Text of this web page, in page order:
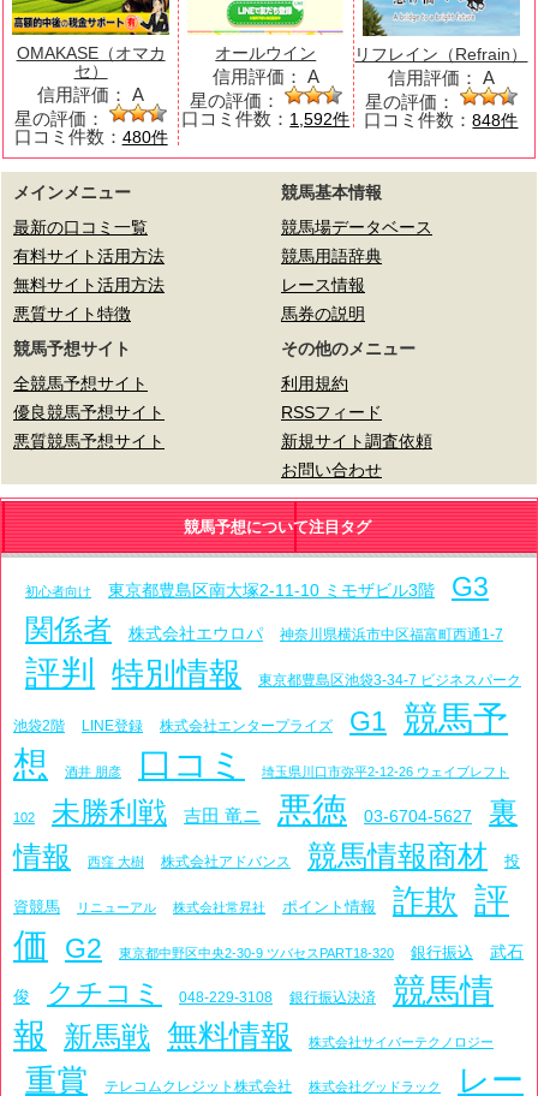
OMAKASE（オマカ
セ）
信用評価： A
星の評価：
口コミ件数： 480件
オールウイン
信用評価： A
星の評価：
口コミ件数： 1,592件
リフレイン（Refrain）
信用評価： A
星の評価：
口コミ件数：848件
メインメニュー
最新の口コミ一覧
有料サイト活用方法
無料サイト活用方法
悪質サイト特徴
競馬基本情報
競馬場データベース
競馬用語辞典
レース情報
馬券の説明
競馬予想サイト
全競馬予想サイト
優良競馬予想サイト
悪質競馬予想サイト
その他のメニュー
利用規約
RSSフィード
新規サイト調査依頼
お問い合わせ
競馬予想について注目タグ
初心者向け 東京都豊島区南大塚2-11-10 ミモザビル3階 G3
関係者 株式会社エウロパ 神奈川県横浜市中区福富町西通1-7
評判 特別情報 東京都豊島区池袋3-34-7 ビジネスパーク
池袋2階 LINE登録 株式会社エンタープライズ G1
競馬予
想
酒井 朋彦 口コミ 埼玉県川口市弥平2-12-26 ウェイブレフト
102 未勝利戦 吉田 竜ニ 悪徳 03-6704-5627
裏
情報
西窪 大樹 株式会社アドバンス 競馬情報商材 投
資競馬 リニューアル 株式会社常昇社 ポイント情報 詐欺 評
価
G2 東京都中野区中央2-30-9 ツバセスPART18-320 銀行振込 武石
俊 クチコミ 048-229-3108 銀行振込決済
競馬情
報
新馬戦 無料情報 株式会社サイバーテクノロジー
重賞 テレコムクレジット株式会社 株式会社グッドラック レー